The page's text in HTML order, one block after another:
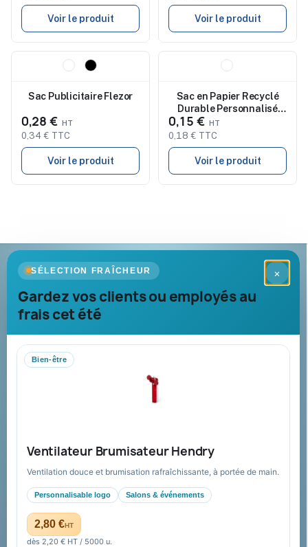
Voir le produit Voir le produit
Sac Publicitaire Flezor
0,28 €
0,34 € TTC
Voir le produit
Sac en Papier Recyclé
Durable Personnalisé
Yeman pas cher
0,15 €
0,18 € TTC
Voir le produit
×
SÉLECTION FRAÎCHEUR
Gardez vos clients ou employés au
frais cet été
Bien-être
Ventilateur Brumisateur Hendry
Ventilation douce et brumisation rafraîchissante, à portée de main.
Personnalisable logo Salons & événements
2,80 €HT
dès 2,20 € HT / 5000 u.
Goodies Pub France
Objets publicitaires · par Promenoch
Votre partenaire B2B pour les goodies et cadeaux d’affaires
collectivités et administrations.
Mandat administratif & Chorus Pro
Nouveautés
Catalogue goodies
Cadeaux de fin d’année
À propos
Nos expertises &
accompagnement global